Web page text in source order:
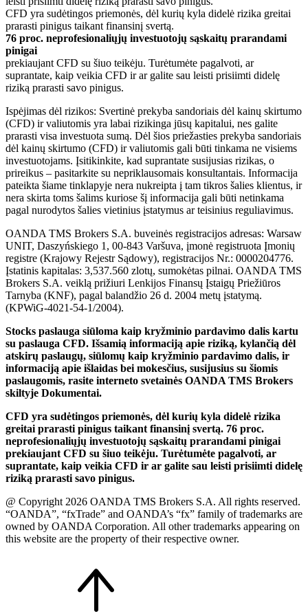
CFD yra sudėtingos priemonės, dėl kurių kyla didelė rizika greitai
prarasti pinigus taikant finansinį svertą.
76 proc. neprofesionaliųjų investuotojų sąskaitų prarandami
pinigai
prekiaujant CFD su šiuo teikėju. Turėtumėte pagalvoti, ar
suprantate, kaip veikia CFD ir ar galite sau leisti prisiimti didelę
riziką prarasti savo pinigus.
Ispėjimas dėl rizikos: Svertinė prekyba sandoriais dėl kainų skirtumo
(CFD) ir valiutomis yra labai rizikinga jūsų kapitalui, nes galite
prarasti visa investuota sumą. Dėl šios priežasties prekyba sandoriais
dėl kainų skirtumo (CFD) ir valiutomis gali būti tinkama ne visiems
investuotojams. Įsitikinkite, kad suprantate susijusias rizikas, o
prireikus – pasitarkite su nepriklausomais konsultantais. Informacija
pateikta šiame tinklapyje nera nukreipta į tam tikros šalies klientus, ir
nera skirta toms šalims kuriose šį informacija gali būti netinkama
pagal nurodytos šalies vietinius įstatymus ar teisinius reguliavimus.
OANDA TMS Brokers S.A. buveinės registracijos adresas: Warsaw
UNIT, Daszyńskiego 1, 00-843 Varšuva, įmonė registruota Įmonių
registre (Krajowy Rejestr Sądowy), registracijos Nr.: 0000204776.
Įstatinis kapitalas: 3,537.560 zlotų, sumokėtas pilnai. OANDA TMS
Brokers S.A. veiklą prižiuri Lenkijos Finansų Įstaigų Priežiūros
Tarnyba (KNF), pagal balandžio 26 d. 2004 metų įstatymą.
(KPWiG-4021-54-1/2004).
Stocks paslauga siūloma kaip kryžminio pardavimo dalis kartu
su paslauga CFD. Išsamią informaciją apie riziką, kylančią dėl
atskirų paslaugų, siūlomų kaip kryžminio pardavimo dalis, ir
informaciją apie išlaidas bei mokesčius, susijusius su šiomis
paslaugomis, rasite interneto svetainės OANDA TMS Brokers
skiltyje Dokumentai.
CFD yra sudėtingos priemonės, dėl kurių kyla didelė rizika
greitai prarasti pinigus taikant finansinį svertą. 76 proc.
neprofesionaliųjų investuotojų sąskaitų prarandami pinigai
prekiaujant CFD su šiuo teikėju. Turėtumėte pagalvoti, ar
suprantate, kaip veikia CFD ir ar galite sau leisti prisiimti didelę
riziką prarasti savo pinigus.
@ Copyright 2026 OANDA TMS Brokers S.A. All rights reserved.
“OANDA”, “fxTrade” and OANDA’s “fx” family of trademarks are
owned by OANDA Corporation. All other trademarks appearing on
this website are the property of their respective owner.